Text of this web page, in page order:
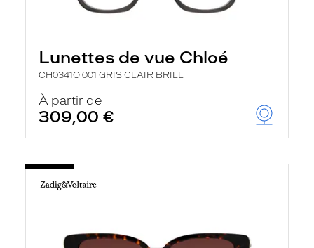
Lunettes de vue Chloé
CH0341O 001 GRIS CLAIR BRILL
À partir de
309,00 €